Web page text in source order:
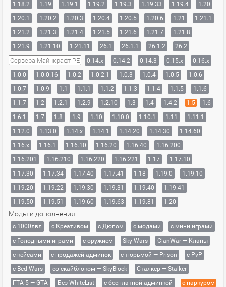
1.18.2
1.19 1.19.1 1.19.2 1.19.3 1.19.33 1.19.4
1.20
1.20.1
1.20.2 1.20.3 1.20.4 1.20.5 1.20.6 1.21
1.21.1
1.21.2
1.21.3 1.21.4 1.21.5 1.21.6 1.21.7
1.21.8
1.21.9
1.21.10 1.21.11 26.1 26.1.1 26.1.2 26.2
Сервера Майнкрафт PE 0.14.x 0.14.2 0.14.3 0.15.x
0.16.x
1.0.0
1.0.0.16 1.0.2 1.0.2.1 1.0.3 1.0.4 1.0.5
1.0.6
1.0.7
1.0.9 1.1 1.1.1 1.1.2 1.1.3 1.1.4 1.1.5
1.1.6
1.1.7
1.2 1.2.1 1.2.9 1.2.10 1.3 1.4 1.4.2 1.5
1.6
1.6.1
1.7 1.8 1.9 1.10 1.10.0 1.10.1 1.11
1.11.1
1.12.0
1.13.0 1.14.x 1.14.1 1.14.20 1.14.30
1.14.60
1.16.x
1.16.1 1.16.10 1.16.20 1.16.40
1.16.200
1.16.201
1.16.210 1.16.220 1.16.221 1.17
1.17.10
1.17.30
1.17.34 1.17.40 1.17.41 1.18 1.19.0
1.19.10
1.19.20
1.19.22 1.19.30 1.19.31 1.19.40
1.19.41
1.19.50
1.19.51 1.19.60 1.19.63 1.19.81 1.20
Моды и дополнения:
с 1000лвл c Креативом с Дюпом с модами
с мини играми
с Голодными играми
с оружием Sky Wars
ClanWar — Кланы
с кейсами
с продажей админок с тюрьмой — Prison
с PvP
с Bed Wars
со скайблоком — SkyBlock
Сталкер — Stalker
ГТА 5 — GTA
Без WhiteList с бесплатной админкой
с паркуром